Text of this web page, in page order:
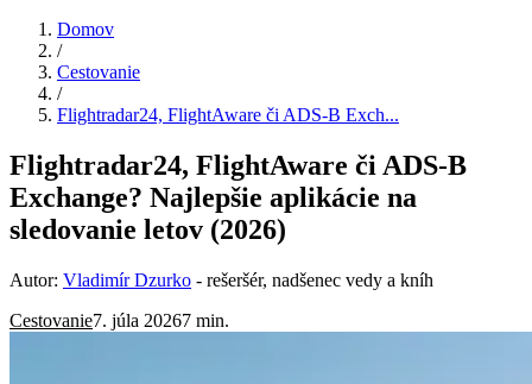
Domov
/
Cestovanie
/
Flightradar24, FlightAware či ADS-B Exch...
Flightradar24, FlightAware či ADS-B
Exchange? Najlepšie aplikácie na
sledovanie letov (2026)
Autor: Vladimír Dzurko - rešeršér, nadšenec vedy a kníh
Cestovanie7. júla 20267 min.